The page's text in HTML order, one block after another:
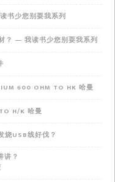
书少您别耍我系列
？ — 我读书少您别耍我系列
600 OHM TO HK 哈曼
H/K 哈曼
烧USB线好伐？
讲？